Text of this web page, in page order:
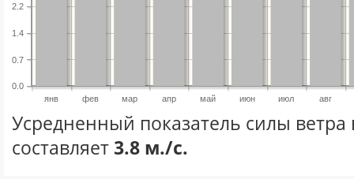
янв фев мар апр май июн июл авг
0.0
0.7
1.4
2.2
Усредненный показатель силы ветра
составляет3.8 м./с.